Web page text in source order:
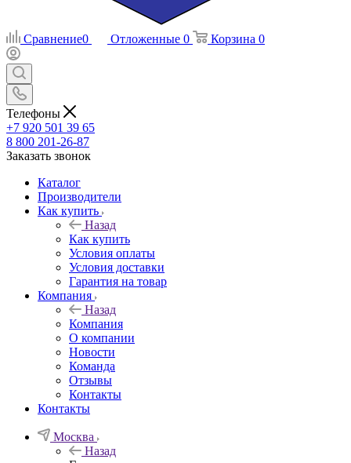
Сравнение0 Отложенные 0 Корзина 0
Телефоны
+7 920 501 39 65
8 800 201-26-87
Заказать звонок
Каталог
Производители
Как купить
Назад
Как купить
Условия оплаты
Условия доставки
Гарантия на товар
Компания
Назад
Компания
О компании
Новости
Команда
Отзывы
Контакты
Контакты
Москва
Назад